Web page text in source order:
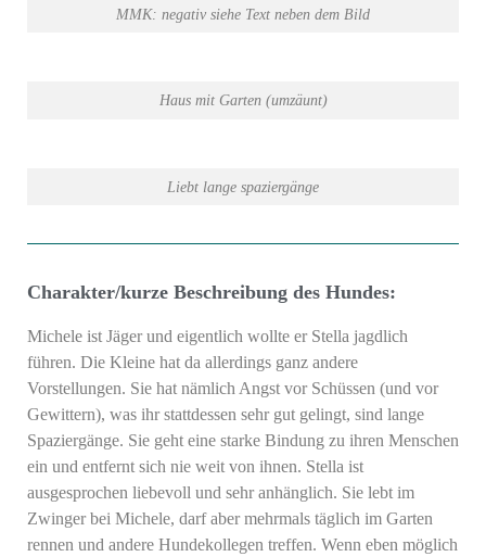
MMK: negativ siehe Text neben dem Bild
Haus mit Garten (umzäunt)
Liebt lange spaziergänge
Charakter/kurze Beschreibung des Hundes:
Michele ist Jäger und eigentlich wollte er Stella jagdlich
führen. Die Kleine hat da allerdings ganz andere
Vorstellungen. Sie hat nämlich Angst vor Schüssen (und vor
Gewittern), was ihr stattdessen sehr gut gelingt, sind lange
Spaziergänge. Sie geht eine starke Bindung zu ihren Menschen
ein und entfernt sich nie weit von ihnen. Stella ist
ausgesprochen liebevoll und sehr anhänglich. Sie lebt im
Zwinger bei Michele, darf aber mehrmals täglich im Garten
rennen und andere Hundekollegen treffen. Wenn eben möglich